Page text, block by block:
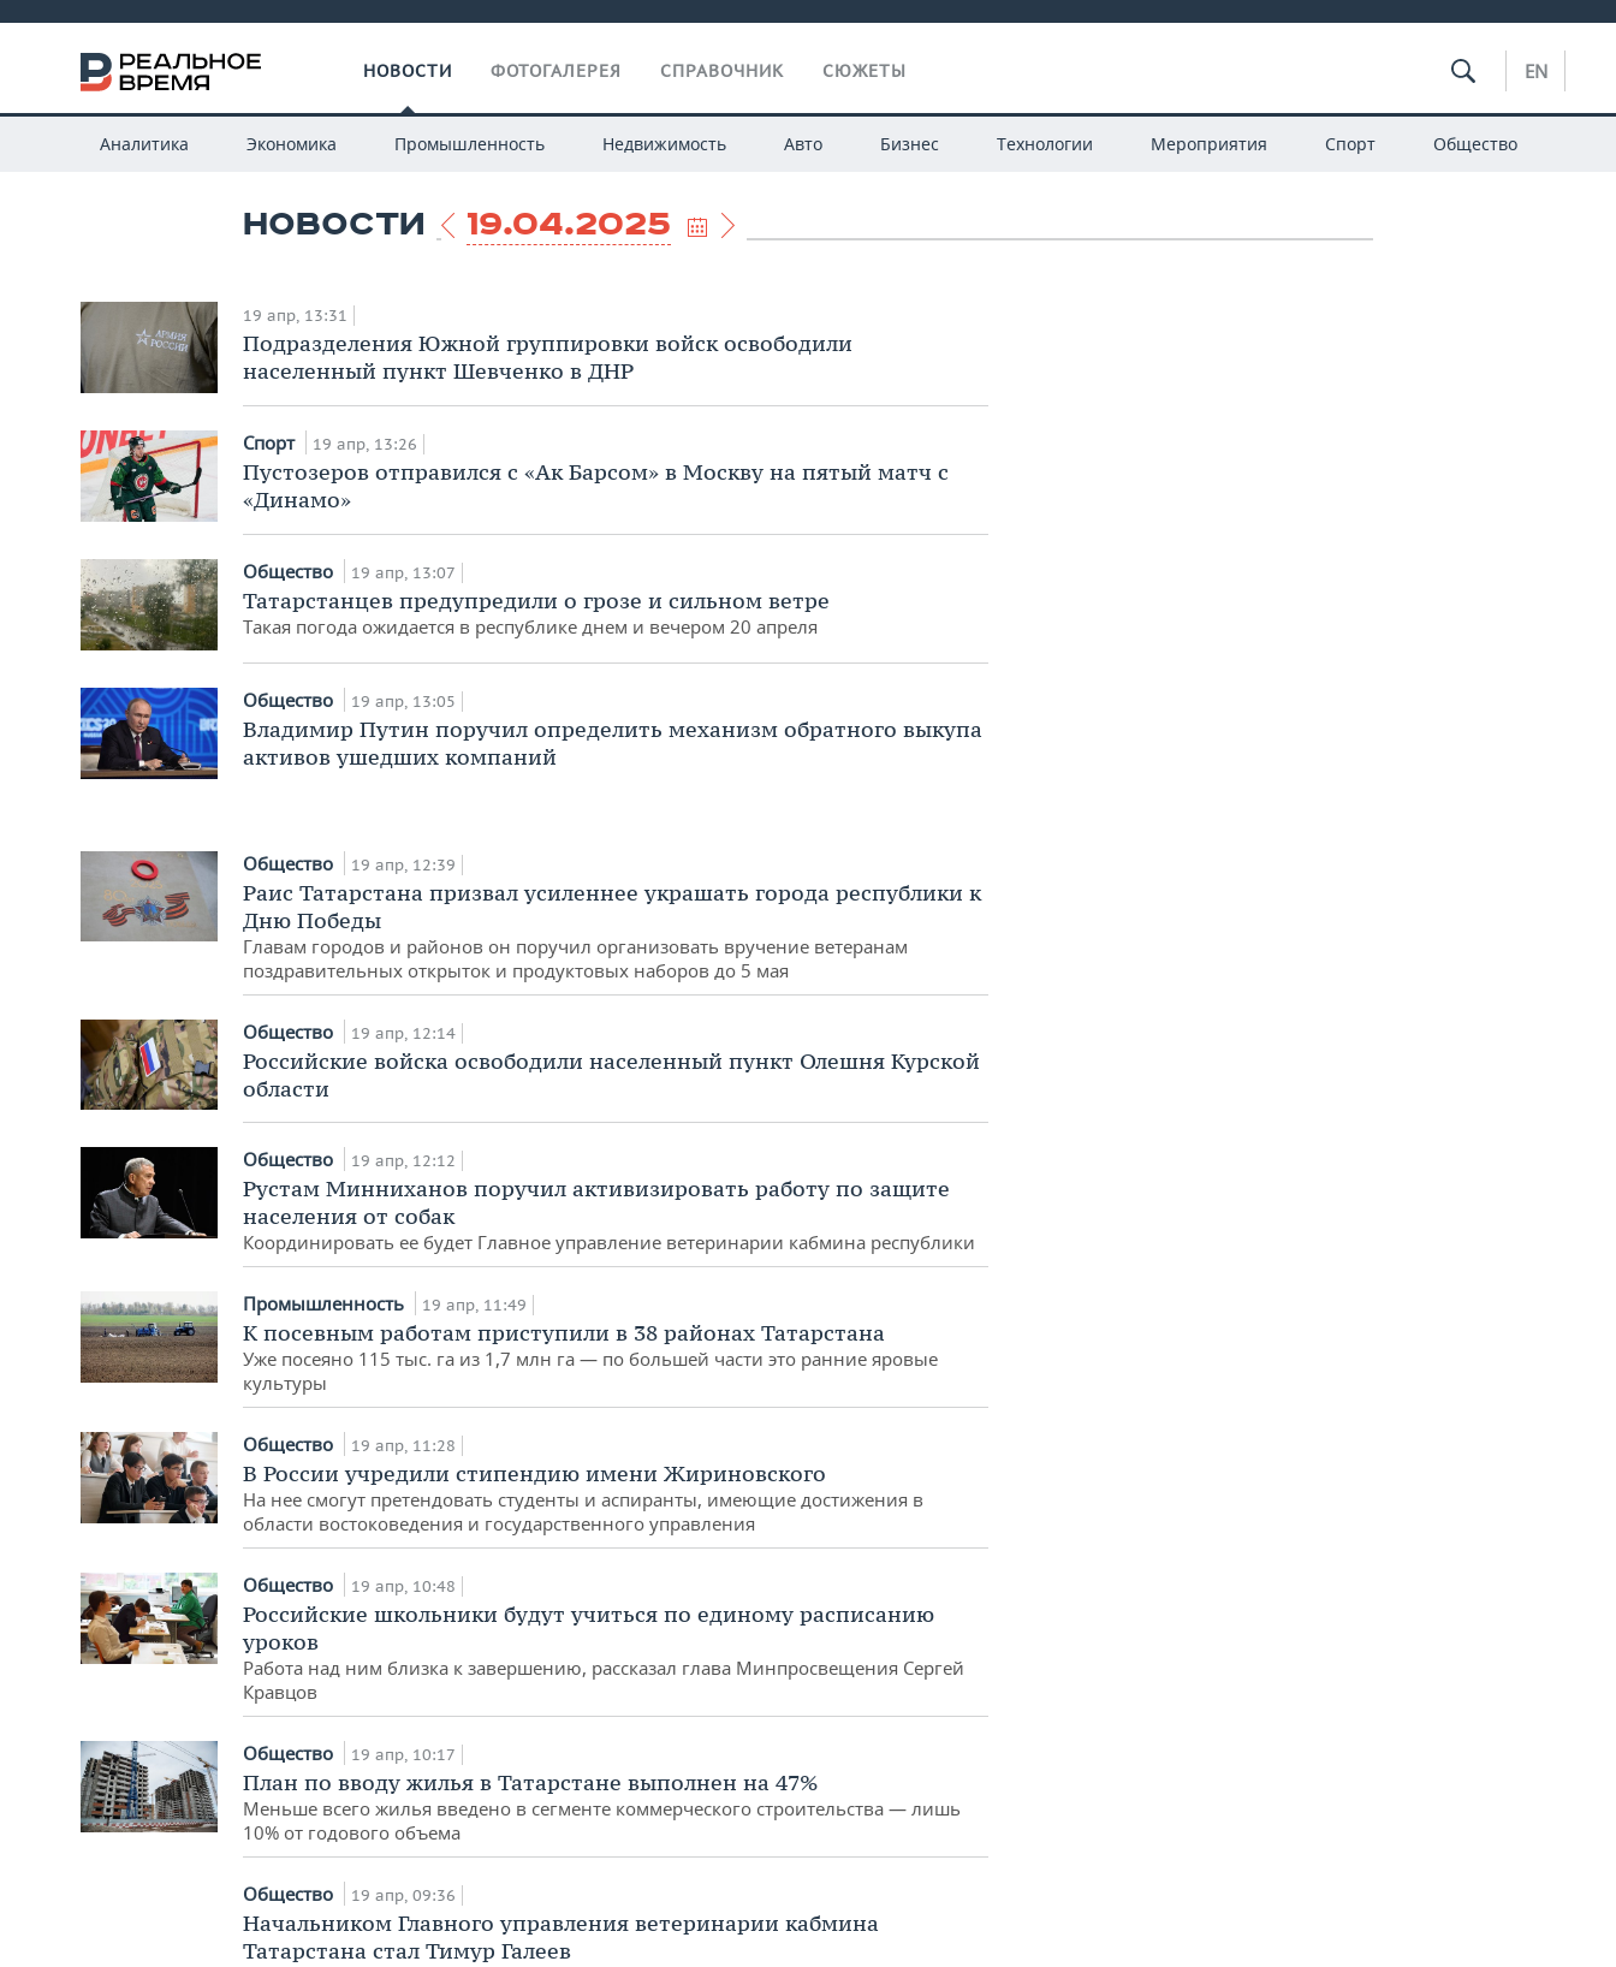
НОВОСТИ ФОТОГАЛЕРЕЯ СПРАВОЧНИК СЮЖЕТЫ EN
Аналитика Экономика Промышленность Недвижимость Авто Бизнес Технологии Мероприятия Спорт Общество
НОВОСТИ 19.04.2025
19 апр, 13:31
Подразделения Южной группировки войск освободили
населенный пункт Шевченко в ДНР
Спорт 19 апр, 13:26
Пустозеров отправился с «Ак Барсом» в Москву на пятый матч с
«Динамо»
Общество 19 апр, 13:07
Татарстанцев предупредили о грозе и сильном ветре
Такая погода ожидается в республике днем и вечером 20 апреля
Общество 19 апр, 13:05
Владимир Путин поручил определить механизм обратного выкупа
активов ушедших компаний
Общество 19 апр, 12:39
Раис Татарстана призвал усиленнее украшать города республики к
Дню Победы
Главам городов и районов он поручил организовать вручение ветеранам
поздравительных открыток и продуктовых наборов до 5 мая
Общество 19 апр, 12:14
Российские войска освободили населенный пункт Олешня Курской
области
Общество 19 апр, 12:12
Рустам Минниханов поручил активизировать работу по защите
населения от собак
Координировать ее будет Главное управление ветеринарии кабмина республики
Промышленность 19 апр, 11:49
К посевным работам приступили в 38 районах Татарстана
Уже посеяно 115 тыс. га из 1,7 млн га — по большей части это ранние яровые
культуры
Общество 19 апр, 11:28
В России учредили стипендию имени Жириновского
На нее смогут претендовать студенты и аспиранты, имеющие достижения в
области востоковедения и государственного управления
Общество 19 апр, 10:48
Российские школьники будут учиться по единому расписанию
уроков
Работа над ним близка к завершению, рассказал глава Минпросвещения Сергей
Кравцов
Общество 19 апр, 10:17
План по вводу жилья в Татарстане выполнен на 47%
Меньше всего жилья введено в сегменте коммерческого строительства — лишь
10% от годового объема
Общество 19 апр, 09:36
Начальником Главного управления ветеринарии кабмина
Татарстана стал Тимур Галеев